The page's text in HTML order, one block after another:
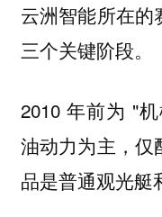
云洲智能所在的
三个关键阶段。
2010 年前为 "
油动力为主，仅
品是普通观光艇